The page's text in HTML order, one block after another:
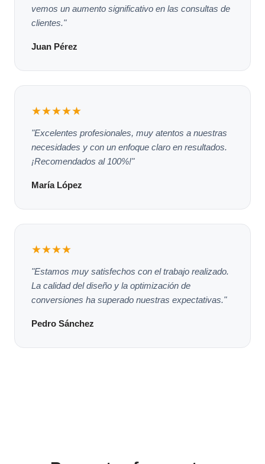
vemos un aumento significativo en las consultas de
clientes."
Juan Pérez
★★★★★
"Excelentes profesionales, muy atentos a nuestras
necesidades y con un enfoque claro en resultados.
¡Recomendados al 100%!"
María López
★★★★
"Estamos muy satisfechos con el trabajo realizado.
La calidad del diseño y la optimización de
conversiones ha superado nuestras expectativas."
Pedro Sánchez